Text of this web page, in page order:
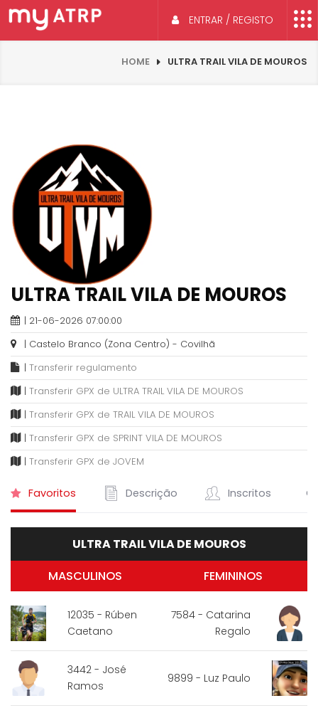
ENTRAR / REGISTO
HOME ULTRA TRAIL VILA DE MOUROS
ULTRA TRAIL VILA DE MOUROS
| 21-06-2026 07:00:00
| Castelo Branco (Zona Centro) - Covilhã
| Transferir regulamento
| Transferir GPX de ULTRA TRAIL VILA DE MOUROS
| Transferir GPX de TRAIL VILA DE MOUROS
| Transferir GPX de SPRINT VILA DE MOUROS
| Transferir GPX de JOVEM
Favoritos Descrição Inscritos
ULTRA TRAIL VILA DE MOUROS
MASCULINOS
12035 - Rúben
Caetano
3442 - José
Ramos
FEMININOS
7584 - Catarina
Regalo
9899 - Luz Paulo